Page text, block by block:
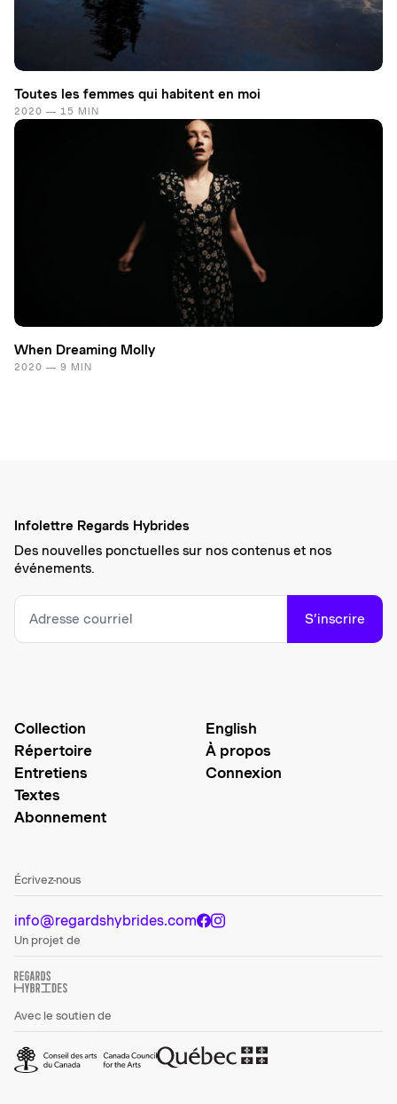
Toutes les femmes qui habitent en moi
2020 — 15 MIN
When Dreaming Molly
2020 — 9 MIN
Infolettre Regards Hybrides
Des nouvelles ponctuelles sur nos contenus et nos
événements.
S’inscrire
Collection
Répertoire
Entretiens
Textes
Abonnement
English
À propos
Connexion
Écrivez-nous
info@regardshybrides.com
Un projet de
Avec le soutien de